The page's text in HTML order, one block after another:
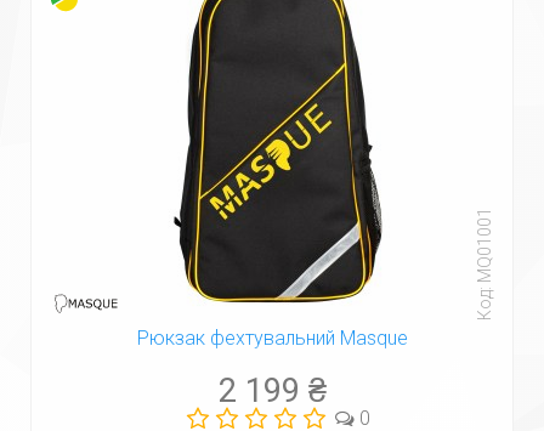
Код: MQ01001
Рюкзак фехтувальний Masque
2 199 ₴
0